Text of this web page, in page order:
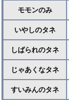
モモンのみ
いやしのタネ
しばられのタネ
じゃあくなタネ
すいみんのタネ